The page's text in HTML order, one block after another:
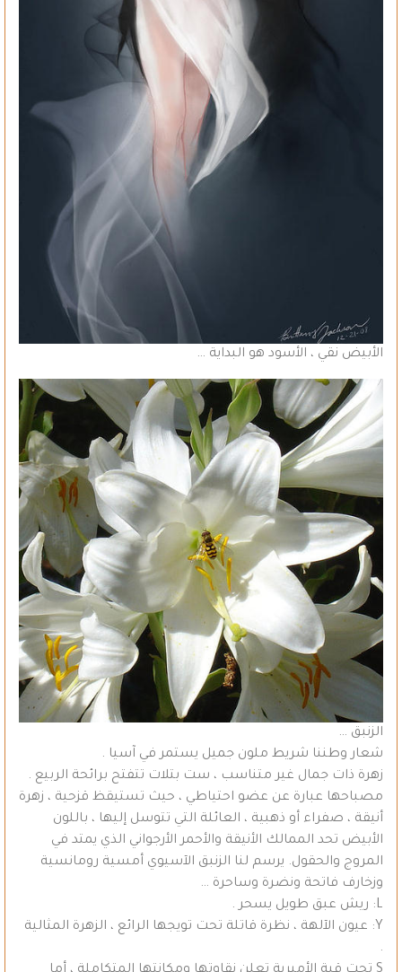
الأبيض نقي ، الأسود هو البداية …
الزنبق …
شعار وطننا شريط ملون جميل يستمر في آسيا .
زهرة ذات جمال غير متناسب ، ست بتلات تتفتح برائحة الربيع .
مصباحها عبارة عن عضو احتياطي ، حيث تستيقظ قزحية ، زهرة
أنيقة ، صفراء أو ذهبية ، العائلة التي تتوسل إليها ، باللون
الأبيض تحد الممالك الأنيقة والأحمر الأرجواني الذي يمتد في
المروج والحقول. يرسم لنا الزنبق الآسيوي أمسية رومانسية
وزخارف فاتحة ونضرة وساحرة …
L: ريش عبق طويل يسحر .
Y: عيون الآلهة ، نظرة قاتلة تحت تويجها الرائع ، الزهرة المثالية
.